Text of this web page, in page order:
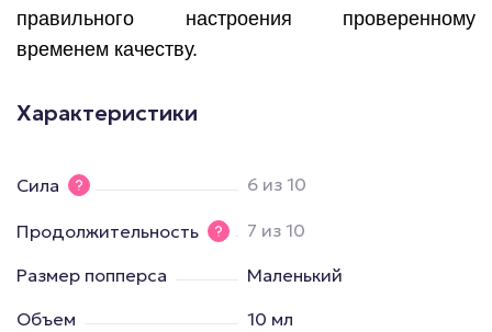
правильного настроения проверенному
временем качеству.
Характеристики
Сила 6 из 10
Продолжительность 7 из 10
Размер попперса
Маленький
Объем
10 мл